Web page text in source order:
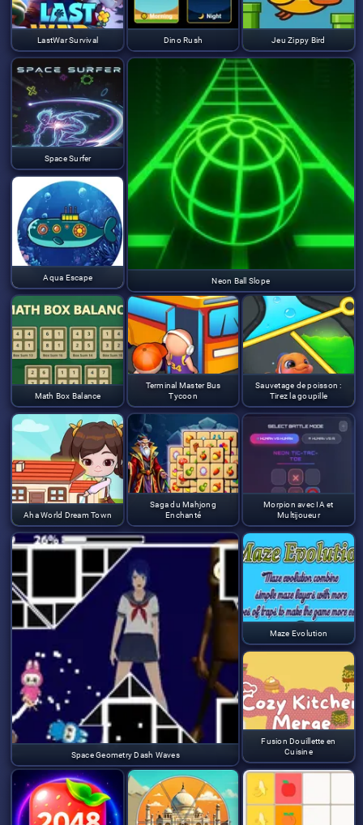
LastWar Survival Dino Rush Jeu Zippy Bird
Space Surfer
Neon Ball Slope
Aqua Escape
Math Box Balance
Terminal Master Bus
Tycoon
Sauvetage de poisson :
Tirez la goupille
Aha World Dream Town
Saga du Mahjong
Enchanté
Morpion avec IA et
Multijoueur
Space Geometry Dash Waves
Maze Evolution
Fusion Douillette en
Cuisine